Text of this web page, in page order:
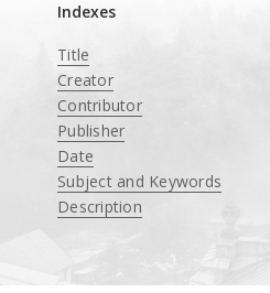
Indexes
Title
Creator
Contributor
Publisher
Date
Subject and Keywords
Description